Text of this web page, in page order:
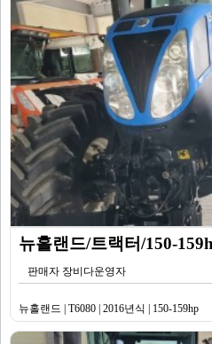
뉴홀랜드/트랙터/150-
판매자 장비다운영자
뉴홀랜드 | T6080 | 2016년식 | 150-159hp